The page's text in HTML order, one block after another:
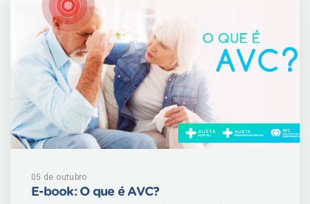
05 de outubro
E-book: O que é AVC?